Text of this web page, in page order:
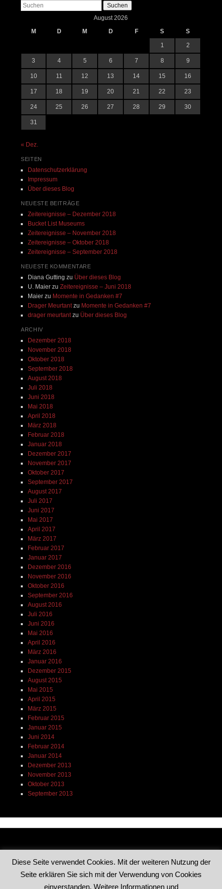
Suchen
August 2026
M
D M D F S
S
1
2
3 4 5 6 7 8 9
10 11 12 13 14 15 16
17 18 19 20 21 22 23
24 25 26 27 28 29 30
31
« Dez.
SEITEN
Datenschutzerklärung
Impressum
Über dieses Blog
NEUESTE BEITRÄGE
Zeitereignisse – Dezember 2018
Bucket List Museums
Zeitereignisse – November 2018
Zeitereignisse – Oktober 2018
Zeitereignisse – September 2018
NEUESTE KOMMENTARE
Diana Gutting zu Über dieses Blog
U. Maierzu Zeitereignisse – Juni 2018
Maierzu Momente in Gedanken #7
Drager Meurtantzu Momente in Gedanken #7
drager meurtantzu Über dieses Blog
ARCHIV
Dezember 2018
November 2018
Oktober 2018
September 2018
August 2018
Juli 2018
Juni 2018
Mai 2018
April 2018
März 2018
Februar 2018
Januar 2018
Dezember 2017
November 2017
Oktober 2017
September 2017
August 2017
Juli 2017
Juni 2017
Mai 2017
April 2017
März 2017
Februar 2017
Januar 2017
Dezember 2016
November 2016
Oktober 2016
September 2016
August 2016
Juli 2016
Juni 2016
Mai 2016
April 2016
März 2016
Januar 2016
Dezember 2015
August 2015
Mai 2015
April 2015
März 2015
Februar 2015
Januar 2015
Juni 2014
Februar 2014
Januar 2014
Dezember 2013
November 2013
Oktober 2013
September 2013
WordPress.com.
Diese Seite verwendet Cookies. Mit der weiteren Nutzung der
Seite erklären Sie sich mit der Verwendung von Cookies
einverstanden. Weitere Informationen und